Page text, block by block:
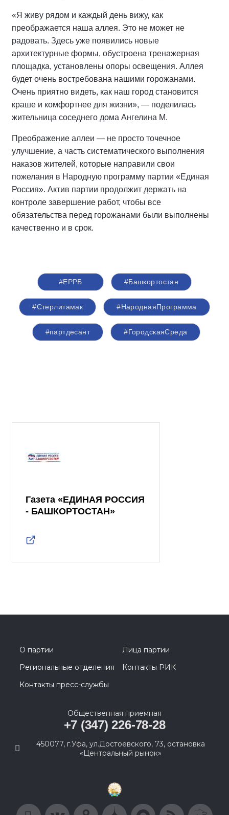
«Я живу рядом и каждый день вижу, как
преображается наша аллея. Это не может не
радовать. Здесь уже появились новые
архитектурные формы, обустроена тренажерная
площадка, установлены опоры освещения. Аллея
будет очень востребована нашими горожанами.
Очень приятно видеть, как наш город становится
краше и комфортнее для жизни», — поделилась
жительница соседнего дома Ангелина М.
Преображение аллеи — не просто точечное
улучшение, а часть систематического выполнения
наказов жителей, которые направили свои
пожелания в Народную программу партии «Единая
Россия». Актив партии продолжит держать на
контроле завершение работ, чтобы все
обязательства перед горожанами были выполнены
качественно и в срок.
#ЕРРБ #Башкортостан
#Стерлитамак #НароднаяПрограмма
#партдесант #ГородскаяСреда
Газета «ЕДИНАЯ РОССИЯ
- БАШКОРТОСТАН»
О партии
Лица партии
Региональные отделения
Контакты РИК
Контакты пресс-службы
Общественная приемная
+7 (347) 226-78-28
450077, г.Уфа, ул.Достоевского, 73, остановка
«Центральный рынок»